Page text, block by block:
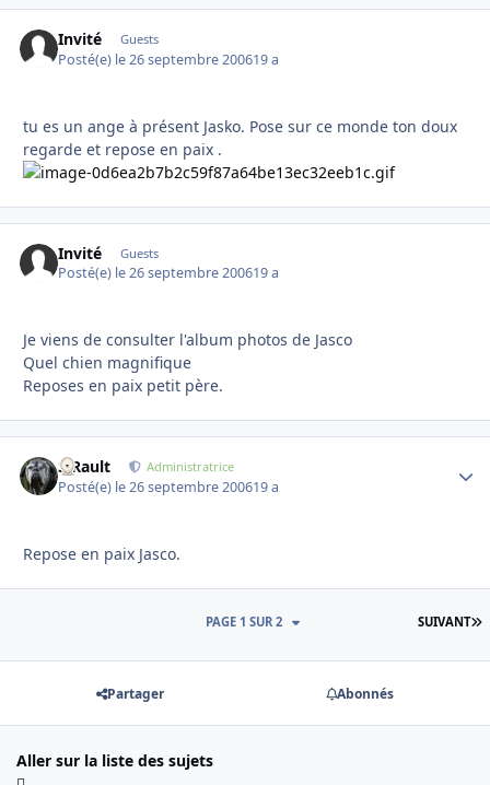
Invité Guests
Posté(e) le 26 septembre 200619 a
tu es un ange à présent Jasko. Pose sur ce monde ton doux
regarde et repose en paix .
Invité Guests
Posté(e) le 26 septembre 200619 a
Je viens de consulter l'album photos de Jasco
Quel chien magnifique
Reposes en paix petit père.
S.Rault Administratrice
Posté(e) le 26 septembre 200619 a
Repose en paix Jasco.
SUIVANT
PAGE 1 SUR 2
Partager Abonnés
Aller sur la liste des sujets